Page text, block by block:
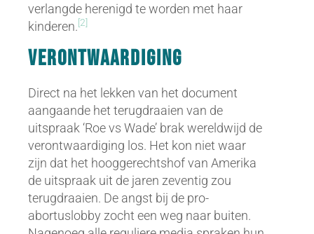
verlangde herenigd te worden met haar
kinderen.[2]
Verontwaardiging
Direct na het lekken van het document
aangaande het terugdraaien van de
uitspraak ‘Roe vs Wade’ brak wereldwijd de
verontwaardiging los. Het kon niet waar
zijn dat het hooggerechtshof van Amerika
de uitspraak uit de jaren zeventig zou
terugdraaien. De angst bij de pro-
abortuslobby zocht een weg naar buiten.